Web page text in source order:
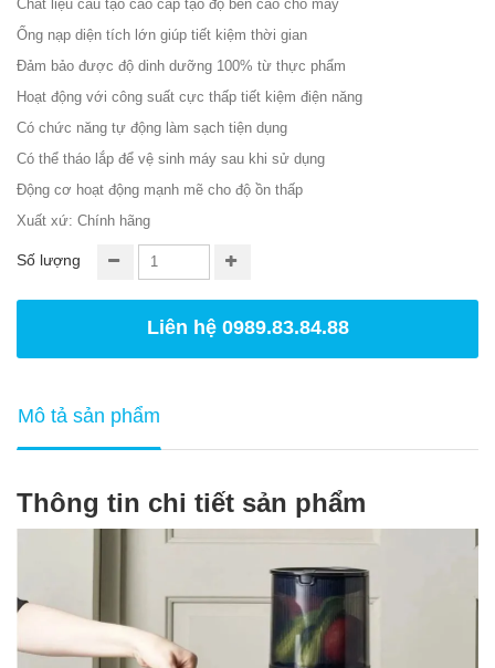
Chất liệu cấu tạo cao cấp tạo độ bền cao cho máy
Ống nạp diện tích lớn giúp tiết kiệm thời gian
Đảm bảo được độ dinh dưỡng 100% từ thực phẩm
Hoạt động với công suất cực thấp tiết kiệm điện năng
Có chức năng tự động làm sạch tiện dụng
Có thể tháo lắp để vệ sinh máy sau khi sử dụng
Động cơ hoạt động mạnh mẽ cho độ ồn thấp
Xuất xứ: Chính hãng
Số lượng
Liên hệ 0989.83.84.88
Mô tả sản phẩm
Thông tin chi tiết sản phẩm